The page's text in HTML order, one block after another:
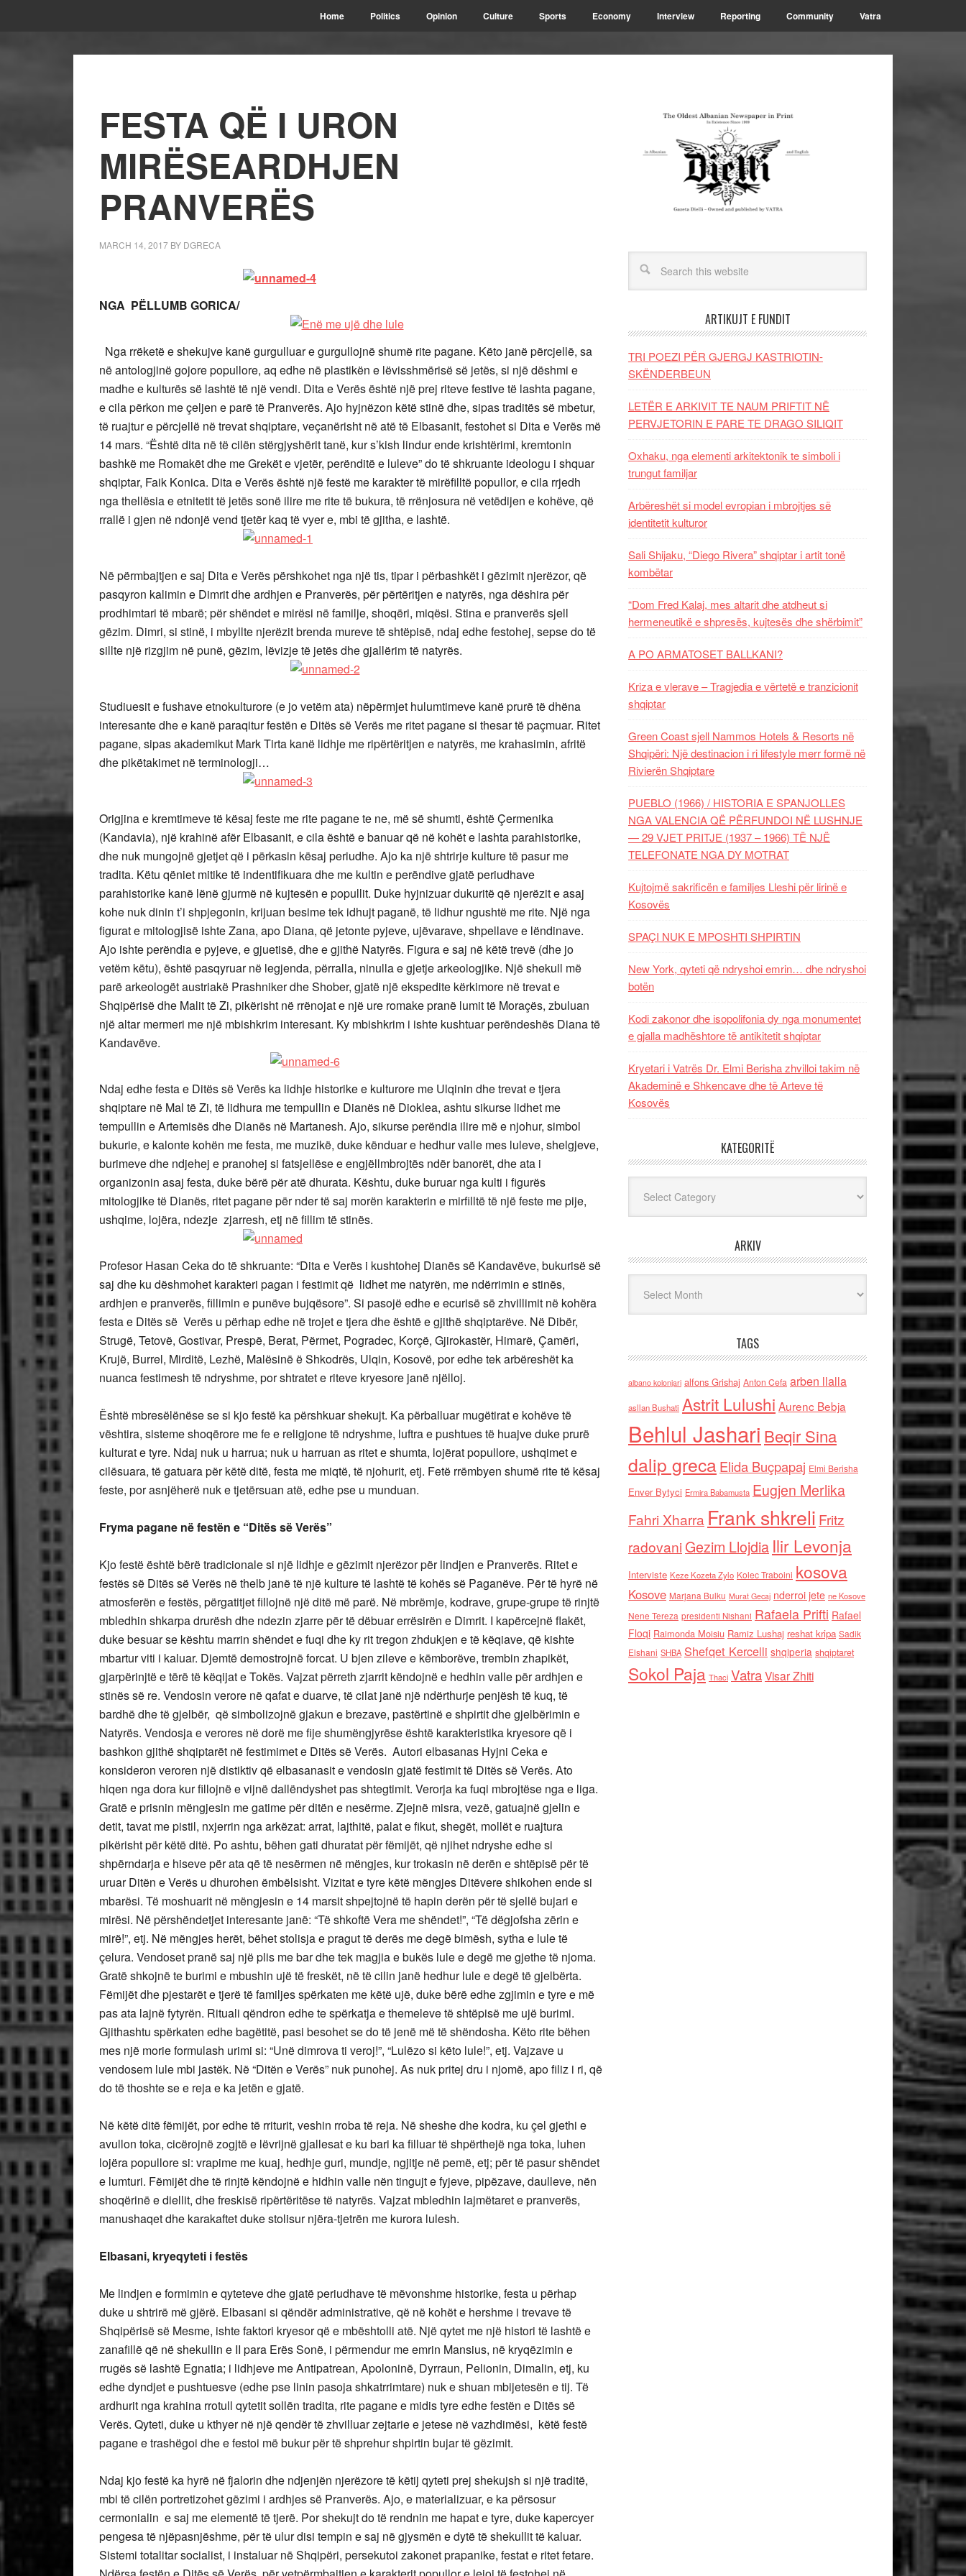
Home Politics Opinion Culture Sports Economy Interview Reporting Community Vatra
FESTA QË I URON
MIRËSEARDHJEN
PRANVERËS
MARCH 14, 2017 BY DGRECA
NGA PËLLUMB GORICA/
Nga rrëketë e shekujve kanë gurgulluar e gurgullojnë shumë rite pagane. Këto janë përcjellë, sa
në antologjinë gojore popullore, aq edhe në plastikën e lëvisshmërisë së jetës, si një dëshmi e
madhe e kulturës së lashtë të një vendi. Dita e Verës është një prej riteve festive të lashta pagane,
e cila përkon me çeljen e parë të Pranverës. Ajo hyjnëzon këtë stinë dhe, sipas traditës së mbetur,
të ruajtur e përcjellë në trevat shqiptare, veçanërisht në atë të Elbasanit, festohet si Dita e Verës më
14 mars. “Është dita në të cilën stërgjyshërit tanë, kur s’kish lindur ende krishtërimi, kremtonin
bashkë me Romakët dhe me Grekët e vjetër, perënditë e luleve” do të shkruante ideologu i shquar
shqiptar, Faik Konica. Dita e Verës është një festë me karakter të mirëfilltë popullor, e cila rrjedh
nga thellësia e etnitetit të jetës sonë ilire me rite të bukura, të rrënjosura në vetëdijen e kohëve, që
rrallë i gjen në ndonjë vend tjetër kaq të vyer e, mbi të gjitha, e lashtë.
Në përmbajtjen e saj Dita e Verës përshkohet nga një tis, tipar i përbashkët i gëzimit njerëzor, që
pasqyron kalimin e Dimrit dhe ardhjen e Pranverës, për përtëritjen e natyrës, nga dëshira për
prodhimtari të mbarë; për shëndet e mirësi në familje, shoqëri, miqësi. Stina e pranverës sjell
gëzim. Dimri, si stinë, i mbyllte njerëzit brenda mureve të shtëpisë, ndaj edhe festohej, sepse do të
sillte një rizgjim në punë, gëzim, lëvizje të jetës dhe gjallërim të natyrës.
Studiuesit e fushave etnokulturore (e jo vetëm ata) nëpërmjet hulumtimeve kanë prurë të dhëna
interesante dhe e kanë paraqitur festën e Ditës së Verës me ritet pagane si thesar të paçmuar. Ritet
pagane, sipas akademikut Mark Tirta kanë lidhje me ripërtëritjen e natyrës, me krahasimin, afritë
dhe pikëtakimet në terminologji…
Origjina e kremtimeve të kësaj feste me rite pagane te ne, më së shumti, është Çermenika
(Kandavia), një krahinë afër Elbasanit, e cila është e banuar që në kohët e lashta parahistorike,
dhe nuk mungojnë gjetjet që i përkasin kësaj periudhe. Ajo ka një shtrirje kulture të pasur me
tradita. Këtu qëniet mitike të indentifikuara dhe me kultin e perëndive gjatë periudhave
parahistorike kanë lënë gjurmë në kujtesën e popullit. Duke hyjnizuar dukuritë që njerëzit e asaj
kohe nuk dinin t’i shpjegonin, krijuan besime tek idhujt paganë, të lidhur ngushtë me rite. Një nga
figurat e mitologjisë ishte Zana, apo Diana, që jetonte pyjeve, ujëvarave, shpellave e lëndinave.
Ajo ishte perëndia e pyjeve, e gjuetisë, dhe e gjithë Natyrës. Figura e saj në këtë trevë (dhe jo
vetëm këtu), është pasqyruar në legjenda, përralla, ninulla e gjetje arkeologjike. Një shekull më
parë arkeologët austriakë Prashniker dhe Shober, gjatë një ekspedite kërkimore në trevat e
Shqipërisë dhe Malit të Zi, pikërisht në rrënojat e një ure romake pranë lumit të Moraçës, zbuluan
një altar mermeri me një mbishkrim interesant. Ky mbishkrim i ishte kushtuar perëndeshës Diana të
Kandavëve.
Ndaj edhe festa e Ditës së Verës ka lidhje historike e kulturore me Ulqinin dhe trevat e tjera
shqiptare në Mal të Zi, të lidhura me tempullin e Dianës në Dioklea, ashtu sikurse lidhet me
tempullin e Artemisës dhe Dianës në Martanesh. Ajo, sikurse perëndia ilire më e njohur, simbol
bukurie, e kalonte kohën me festa, me muzikë, duke kënduar e hedhur valle mes luleve, shelgjeve,
burimeve dhe ndjehej e pranohej si fatsjellëse e engjëllmbrojtës ndër banorët, dhe ata i
organizonin asaj festa, duke bërë për atë dhurata. Kështu, duke buruar nga kulti i figurës
mitologjike të Dianës, ritet pagane për nder të saj morën karakterin e mirfilltë të një feste me pije,
ushqime, lojëra, ndezje zjarresh, etj në fillim të stinës.
Profesor Hasan Ceka do të shkruante: “Dita e Verës i kushtohej Dianës së Kandavëve, bukurisë së
saj dhe ku dëshmohet karakteri pagan i festimit që lidhet me natyrën, me ndërrimin e stinës,
ardhjen e pranverës, fillimin e punëve bujqësore”. Si pasojë edhe e ecurisë së zhvillimit në kohëra
festa e Ditës së Verës u përhap edhe në trojet e tjera dhe është e gjithë shqiptarëve. Në Dibër,
Strugë, Tetovë, Gostivar, Prespë, Berat, Përmet, Pogradec, Korçë, Gjirokastër, Himarë, Çamëri,
Krujë, Burrel, Mirditë, Lezhë, Malësinë ë Shkodrës, Ulqin, Kosovë, por edhe tek arbëreshët ka
nuanca festimesh të ndryshme, por shtratet e riteve kryesore janë njëlloj.
Është mbresëlënëse se si kjo festë ka përshkuar shekujt. Ka përballuar mugëtirat e kohëve të
vështira, sisteme shoqërore me fe e religjone të ndryshme, luftra e pushtues të huajve duke prurë
kulturat e tyre. Ndaj nuk u harrua; nuk u harruan as ritet e shumta, lojërat popullore, ushqimet e
cilësuara, të gatuara për këtë ditë, festa me miqtë, të njohurit, etj. Fetë rrëmbyen shumë rite të kësaj
feste, por asnjëherë nuk e tjetërsuan atë, edhe pse u munduan.
Fryma pagane në festën e “Ditës së Verës”
Kjo festë është bërë tradicionale si një lidhje e gëzimit njerëzor për lindjen e Pranverës. Ritet e
festës së Ditës së Verës në thelb janë të një kulture të lashtë të kohës së Paganëve. Për të hyrë në
atmosferën e festës, përgatitjet fillojnë një ditë më parë. Në mbrëmje, kodrave, grupe-grupe të rinjtë
mbledhin shkarpa drurësh dhe ndezin zjarre për të dëbuar errësirën e Dimrit. I kapërcejnë flakët,
duke besuar se kështu marrin shëndet e fuqi dhe ky rit tregon zhdukjen e të këqiave, që kishte
mbartur viti i kaluar. Djemtë demostrojnë forcat. U bjen zileve e këmborëve, trembin zhapikët,
gjarpërinjtë e tërë të këqijat e Tokës. Vajzat përreth zjarrit këndojnë e hedhin valle për ardhjen e
stinës së re. Vendosin verore në qafat e duarve, të cilat janë një ndërthurje penjësh të kuq, të
bardhë dhe të gjelbër, që simbolizojnë gjakun e brezave, pastërtinë e shpirtit dhe gjelbërimin e
Natyrës. Vendosja e verores në dorë me fije shumëngjyrëse është karakteristika kryesore që i
bashkon gjithë shqiptarët në festimimet e Ditës së Verës. Autori elbasanas Hyjni Ceka e
konsideron veroren një distiktiv që elbasanasit e vendosin gjatë festimit të Ditës së Verës. Ato
hiqen nga dora kur fillojnë e vijnë dallëndyshet pas shtegtimit. Verorja ka fuqi mbrojtëse nga e liga.
Gratë e prisnin mëngjesin me gatime për ditën e nesërme. Zjejnë misra, vezë, gatuajnë gjelin e
detit, tavat me pistil, nxjerrin nga arkëzat: arrat, lajthitë, palat e fikut, shegët, mollët e ruajtura
pikërisht për këtë ditë. Po ashtu, bëhen gati dhuratat për fëmijët, që njihet ndryshe edhe si
shpërndarja e hiseve për ata që të nesërmen në mëngjes, kur trokasin në derën e shtëpisë për të
uruar Ditën e Verës u dhurohen ëmbëlsisht. Vizitat e tyre këtë mëngjes Ditëvere shikohen ende si
mbarësi. Të moshuarit në mëngjesin e 14 marsit shpejtojnë të hapin derën për të sjellë bujari e
mirësi. Në përshëndetjet interesante janë: “Të shkoftë Vera me shëndet!”, “Të dëgjofsha zërin e
mirë!”, etj. Në mëngjes herët, bëhet stolisja e pragut të derës me degë bimësh, sytha e lule të
çelura. Vendoset pranë saj një plis me bar dhe tek magjia e bukës lule e degë me gjethe të njoma.
Gratë shkojnë te burimi e mbushin ujë të freskët, në të cilin janë hedhur lule e degë të gjelbërta.
Fëmijët dhe pjestarët e tjerë të familjes spërkaten me këtë ujë, duke bërë edhe zgjimin e tyre e më
pas ata lajnë fytyrën. Rituali qëndron edhe te spërkatja e themeleve të shtëpisë me ujë burimi.
Gjithashtu spërkaten edhe bagëtitë, pasi besohet se do të jenë më të shëndosha. Këto rite bëhen
mes një morie formulash urimi si: “Unë dimrova ti veroj!”, “Lulëzo si këto lule!”, etj. Vajzave u
vendosem lule mbi jastëk. Në “Ditën e Verës” nuk punohej. As nuk pritej dru i njomë, apo filiz i ri, që
do të thoshte se e reja e ka jetën e gjatë.
Në këtë ditë fëmijët, por edhe të rriturit, veshin rroba të reja. Në sheshe dhe kodra, ku çel gjethi e
avullon toka, cicërojnë zogjtë e lëvrijnë gjallesat e ku bari ka filluar të shpërthejë nga toka, luhen
lojëra popullore si: vrapime me kuaj, hedhje guri, mundje, ngjitje në pemë, etj; për të pasur shëndet
e lumturi. Fëmijët dhe të rinjtë këndojnë e hidhin valle nën tingujt e fyjeve, pipëzave, daulleve, nën
shoqërinë e diellit, dhe freskisë ripërtëritëse të natyrës. Vajzat mbledhin lajmëtaret e pranverës,
manushaqet dhe karakaftet duke stolisur njëra-tjetrën me kurora lulesh.
Elbasani, kryeqyteti i festës
Me lindjen e formimin e qyteteve dhe gjatë periudhave të mëvonshme historike, festa u përhap
duke u shtrirë më gjërë. Elbasani si qëndër administrative, që në kohët e hershme i trevave të
Shqipërisë së Mesme, ishte faktori kryesor që e mbështolli atë. Një qytet me një histori të lashtë e
zanafillë që në shekullin e II para Erës Sonë, i përmendur me emrin Mansius, në kryqëzimin e
rrugës së lashtë Egnatia; i lidhjeve me Antipatrean, Apoloninë, Dyrraun, Pelionin, Dimalin, etj, ku
edhe dyndjet e pushtuesve (edhe pse linin pasoja shkatrrimtare) nuk e shuan mbijetesën e tij. Të
ardhurit nga krahina rrotull qytetit sollën tradita, rite pagane e midis tyre edhe festën e Ditës së
Verës. Qyteti, duke u kthyer në një qendër të zhvilluar zejtarie e jetese në vazhdimësi, këtë festë
pagane e trashëgoi dhe e festoi më bukur për të shprehur shpirtin bujar të gëzimit.
Ndaj kjo festë ka hyrë në fjalorin dhe ndjenjën njerëzore të këtij qyteti prej shekujsh si një traditë,
mbi të cilën portretizohet gëzimi i ardhjes së Pranverës. Ajo, e materializuar, e ka përsosur
cermonialin e saj me elementë të tjerë. Por shekujt do të rendnin me hapat e tyre, duke kapercyer
pengesa të njëpasnjëshme, për të ulur disi tempin e saj në gjysmën e dytë të shekullit të kaluar.
Sistemi totalitar socialist, i instaluar në Shqipëri, persekutoi zakonet prapanike, festat e ritet fetare.
ARTIKUJT E FUNDIT
TRI POEZI PËR GJERGJ KASTRIOTIN-
SKËNDERBEUN
LETËR E ARKIVIT TE NAUM PRIFTIT NË
PERVJETORIN E PARE TE DRAGO SILIQIT
Oxhaku, nga elementi arkitektonik te simboli i
trungut familjar
Arbëreshët si model evropian i mbrojtjes së
identitetit kulturor
Sali Shijaku, “Diego Rivera” shqiptar i artit tonë
kombëtar
“Dom Fred Kalaj, mes altarit dhe atdheut si
hermeneutikë e shpresës, kujtesës dhe shërbimit”
A PO ARMATOSET BALLKANI?
Kriza e vlerave – Tragjedia e vërtetë e tranzicionit
shqiptar
Green Coast sjell Nammos Hotels & Resorts në
Shqipëri: Një destinacion i ri lifestyle merr formë në
Rivierën Shqiptare
PUEBLO (1966) / HISTORIA E SPANJOLLES
NGA VALENCIA QË PËRFUNDOI NË LUSHNJE
— 29 VJET PRITJE (1937 – 1966) TË NJË
TELEFONATE NGA DY MOTRAT
Kujtojmë sakrificën e familjes Lleshi për lirinë e
Kosovës
SPAÇI NUK E MPOSHTI SHPIRTIN
New York, qyteti që ndryshoi emrin… dhe ndryshoi
botën
Kodi zakonor dhe isopolifonia dy nga monumentet
e gjalla madhështore të antikitetit shqiptar
Kryetari i Vatrës Dr. Elmi Berisha zhvilloi takim në
Akademinë e Shkencave dhe të Arteve të
Kosovës
KATEGORITË
ARKIV
TAGS
albano kolonjari alfons Grishaj Anton Cefa arben llalla
asllan Bushati Astrit Lulushi Aurenc Bebja
Behlul Jashari Beqir Sina
dalip grecaElida Buçpapaj Elmi Berisha
Enver Bytyci Ermira Babamusta Eugjen Merlika
Fahri Xharra Frank shkreli Fritz
radovaniGezim Llojdia Ilir Levonja
Interviste Keze Kozeta Zylo Kolec Traboini kosova
Kosove Marjana Bulku Murat Gecaj nderroi jete ne Kosove
Nene Tereza presidenti Nishani Rafaela Prifti Rafael
Floqi Raimonda Moisiu Ramiz Lushaj reshat kripa Sadik
Elshani SHBA Shefqet Kercelli shqiperia shqiptaret
Sokol Paja Thaci VatraVisar Zhiti